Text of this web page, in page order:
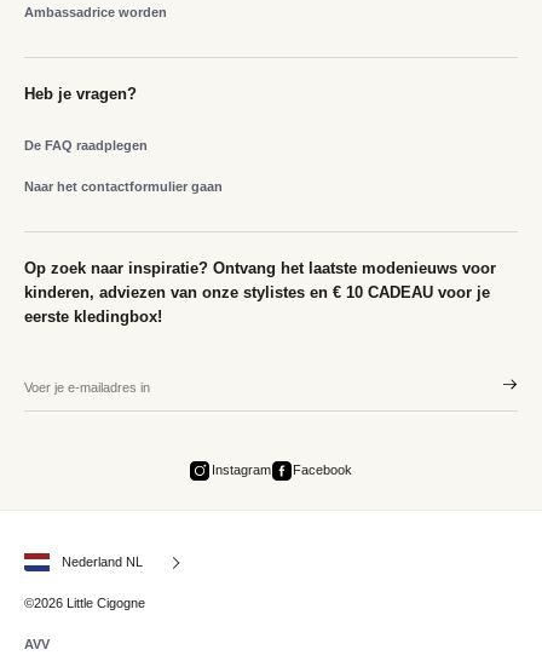
Ambassadrice worden
Heb je vragen?
De FAQ raadplegen
Naar het contactformulier gaan
Op zoek naar inspiratie? Ontvang het laatste modenieuws voor
kinderen, adviezen van onze stylistes en € 10 CADEAU voor je
eerste kledingbox!
Instagram Facebook
Nederland NL
©2026 Little Cigogne
AVV